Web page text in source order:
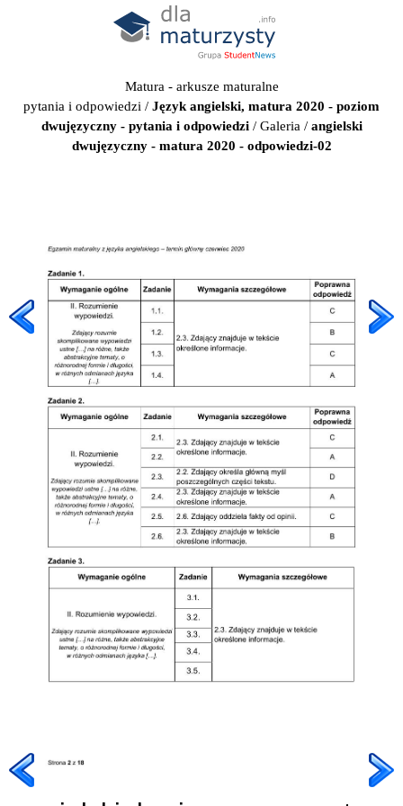
Matura - arkusze maturalne
pytania i odpowiedzi / Język angielski, matura 2020 - poziom
dwujęzyczny - pytania i odpowiedzi/ Galeria / angielski
dwujęzyczny - matura 2020 - odpowiedzi-02